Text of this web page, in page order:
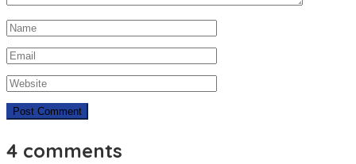
4 comments